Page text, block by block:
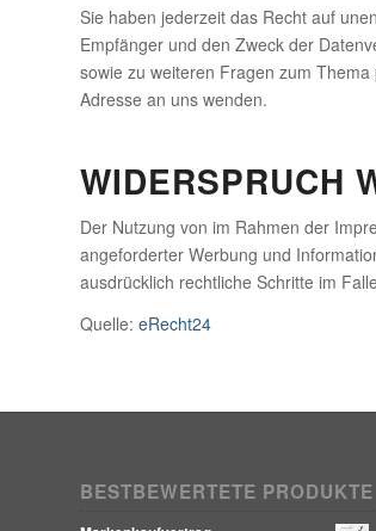
Sie haben jederzeit das Recht auf
Empfänger und den Zweck der
sowie zu weiteren Fragen zum
Adresse an uns wenden.
WIDERSPRUCH
Der Nutzung von im Rahmen der
angeforderter Werbung und
ausdrücklich rechtliche Schritte im
Quelle: eRecht24
BESTBEWERTETE PRODUKTE